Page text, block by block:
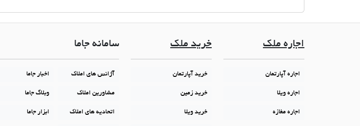
اجاره ملک
اجاره آپارتمان
اجاره ویلا
اجاره مغازه
خرید ملک
خرید آپارتمان
خرید زمین
خرید ویلا
سامانه جاما
آژانس های املاک اخبار جاما
مشاورین املاک وبلاگ جاما
اتحادیه های املاک ابزار جاما